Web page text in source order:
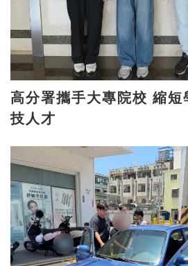
高分署攜手大專院校 縮短學用落差培育科
技人才